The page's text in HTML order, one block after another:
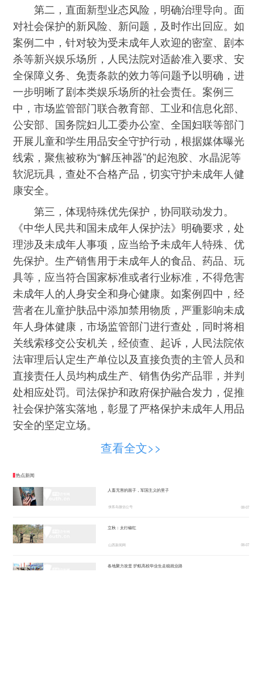
第二，直面新型业态风险，明确治理导向。面
对社会保护的新风险、新问题，及时作出回应。如
案例二中，针对较为受未成年人欢迎的密室、剧本
杀等新兴娱乐场所，人民法院对适龄准入要求、安
全保障义务、免责条款的效力等问题予以明确，进
一步明晰了剧本类娱乐场所的社会责任。案例三
中，市场监管部门联合教育部、工业和信息化部、
公安部、国务院妇儿工委办公室、全国妇联等部门
开展儿童和学生用品安全守护行动，根据媒体曝光
线索，聚焦被称为“解压神器”的起泡胶、水晶泥等
软泥玩具，查处不合格产品，切实守护未成年人健
康安全。
第三，体现特殊优先保护，协同联动发力。
《中华人民共和国未成年人保护法》明确要求，处
理涉及未成年人事项，应当给予未成年人特殊、优
先保护。生产销售用于未成年人的食品、药品、玩
具等，应当符合国家标准或者行业标准，不得危害
未成年人的人身安全和身心健康。如案例四中，经
营者在儿童护肤品中添加禁用物质，严重影响未成
年人身体健康，市场监管部门进行查处，同时将相
关线索移交公安机关，经侦查、起诉，人民法院依
法审理后认定生产单位以及直接负责的主管人员和
直接责任人员均构成生产、销售伪劣产品罪，并判
处相应处罚。司法保护和政府保护融合发力，促推
社会保护落实落地，彰显了严格保护未成年人用品
安全的坚定立场。
未成年人权益保护典型案例
案例一：产品缺陷致未成年人遭受损害，生产
者应承担侵权责任——刘某诉某食品公司产品质量
责任纠纷案
案例二：剧本类娱乐场所未尽安全保障义务，
应当承担侵权责任——小王诉某娱乐室等经营场
所、公共场所的经营者、管理者责任纠纷案
查看全文>>
热点新闻
人畜无害的面子，军国主义的里子
侠客岛微信公号 08-07
立秋：太行椒红
山西新闻网 08-07
各地聚力攻坚 护航高校毕业生走稳就业路